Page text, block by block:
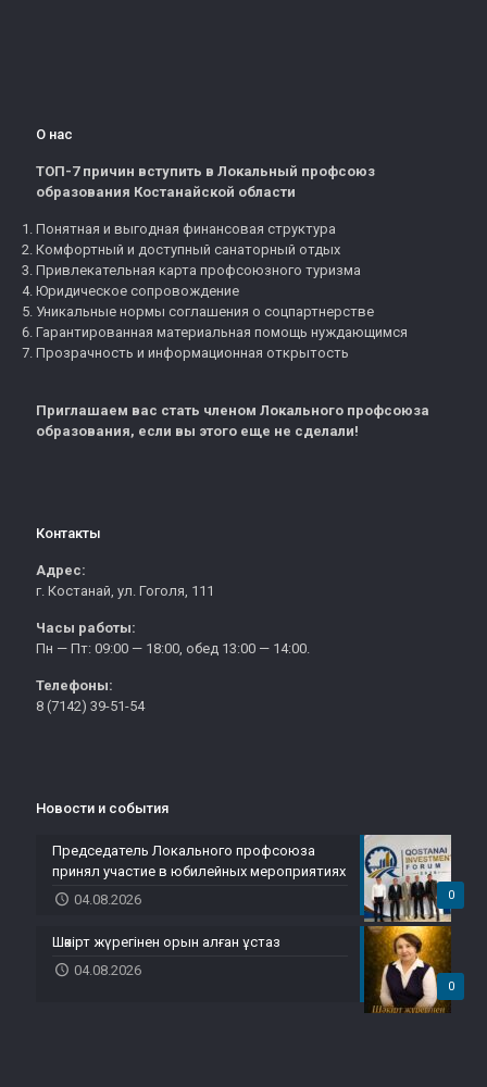
О нас
ТОП-7 причин вступить в Локальный профсоюз
образования Костанайской области
Понятная и выгодная финансовая структура
Комфортный и доступный санаторный отдых
Привлекательная карта профсоюзного туризма
Юридическое сопровождение
Уникальные нормы соглашения о соцпартнерстве
Гарантированная материальная помощь нуждающимся
Прозрачность и информационная открытость
Приглашаем вас стать членом Локального профсоюза
образования, если вы этого еще не сделали!
Контакты
Адрес:
г. Костанай, ул. Гоголя, 111
Часы работы:
Пн — Пт: 09:00 — 18:00, обед 13:00 — 14:00.
Телефоны:
8 (7142) 39-51-54
Новости и события
0
Председатель Локального профсоюза
принял участие в юбилейных мероприятиях
04.08.2026
0
Шәкірт жүрегінен орын алған ұстаз
04.08.2026